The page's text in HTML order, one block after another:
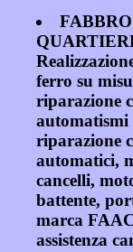
ferro su
riparazione
automatismi
riparazione
automatici,
cancelli,
battente,
marca
assistenza